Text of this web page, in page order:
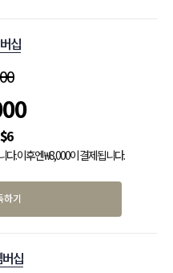
십
$6
. 이후엔 ₩8,000이 결제됩니다.
하기
십